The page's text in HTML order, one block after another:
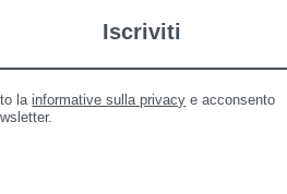
Iscriviti
la informative sulla privacy e acconsento